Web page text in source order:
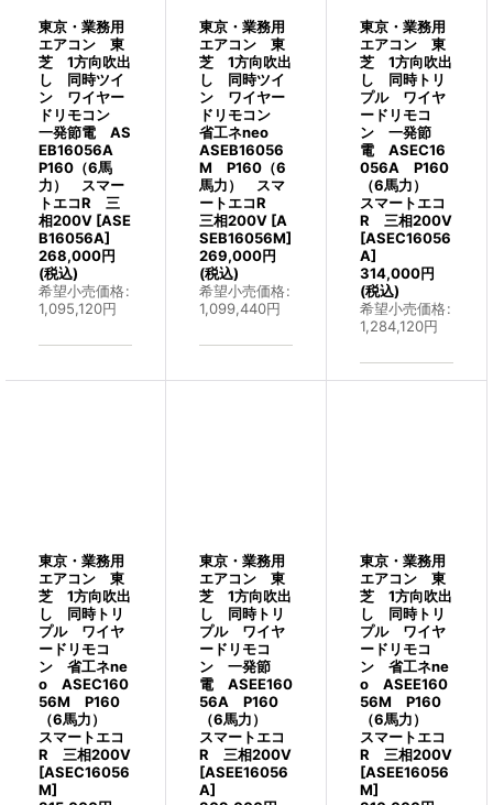
東京・業務用
エアコン 東
芝 1方向吹出
し 同時ツイ
ン ワイヤー
ドリモコン
一発節電 AS
EB16056A
P160（6馬
力） スマー
トエコR 三
相200V [ASE
B16056A]
268,000円
(税込)
希望小売価格:
1,095,120円
東京・業務用
エアコン 東
芝 1方向吹出
し 同時ツイ
ン ワイヤー
ドリモコン
省工ネneo
ASEB16056
M P160（6
馬力） スマ
ートエコR
三相200V [A
SEB16056M]
269,000円
(税込)
希望小売価格:
1,099,440円
東京・業務用
エアコン 東
芝 1方向吹出
し 同時トリ
プル ワイヤ
ードリモコ
ン 一発節
電 ASEC16
056A P160
（6馬力）
スマートエコ
R 三相200V
[ASEC16056
A]
314,000円
(税込)
希望小売価格:
1,284,120円
東京・業務用
エアコン 東
芝 1方向吹出
し 同時トリ
プル ワイヤ
ードリモコ
ン 省工ネne
o ASEC160
56M P160
（6馬力）
スマートエコ
R 三相200V
[ASEC16056
M]
東京・業務用
エアコン 東
芝 1方向吹出
し 同時トリ
プル ワイヤ
ードリモコ
ン 一発節
電 ASEE160
56A P160
（6馬力）
スマートエコ
R 三相200V
[ASEE16056
A]
東京・業務用
エアコン 東
芝 1方向吹出
し 同時トリ
プル ワイヤ
ードリモコ
ン 省工ネne
o ASEE160
56M P160
（6馬力）
スマートエコ
R 三相200V
[ASEE16056
M]